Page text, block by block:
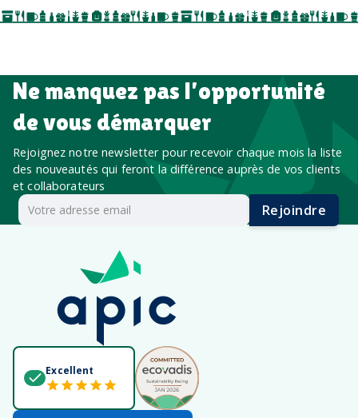
salon professionnel
Ne manquez pas l’opportunité
de vous démarquer
Rejoignez notre newsletter pour recevoir chaque mois la liste
des nouveautés qui feront la différence auprès de vos clients
et collaborateurs
Rejoindre
Excellent